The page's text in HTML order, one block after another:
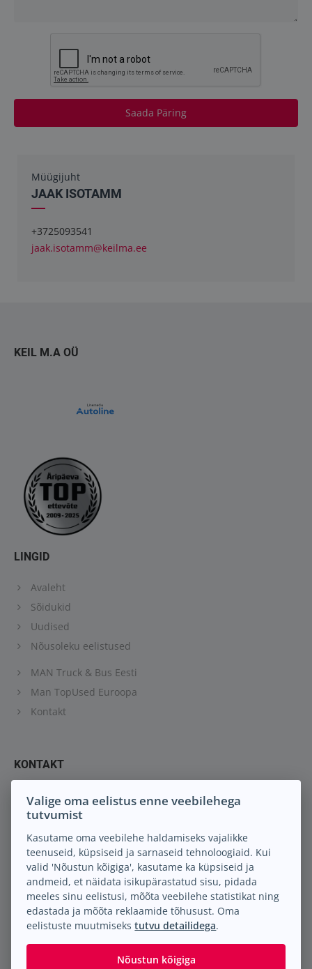
Saada Päring
Müügijuht
JAAK ISOTAMM
+3725093541
jaak.isotamm@keilma.ee
KEIL M.A OÜ
LINGID
Avaleht
Sõidukid
Uudised
Nõusoleku eelistused
MAN Truck & Bus Eesti
Man TopUsed Euroopa
Kontakt
KONTAKT
Keil M.A. OÜ
Peterburi tee 88
info@keilma.ee
+372 605 2000
Facebook
Instagram
Valige oma eelistus enne veebilehega
tutvumist
Kasutame oma veebilehe haldamiseks vajalikke
teenuseid, küpsiseid ja sarnaseid tehnoloogiaid. Kui
valid 'Nõustun kõigiga', kasutame ka küpsiseid ja
andmeid, et näidata isikupärastatud sisu, pidada
meeles sinu eelistusi, mõõta veebilehe statistikat ning
edastada ja mõõta reklaamide tõhusust. Oma
eelistuste muutmisekstutvu detailidega.
Nõustun kõigiga